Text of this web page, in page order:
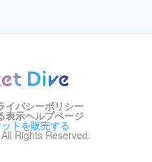
イバシーポリシー
表示ヘルプページ
トを販売する
Rights Reserved.